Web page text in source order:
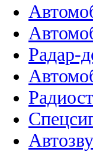
Радар-